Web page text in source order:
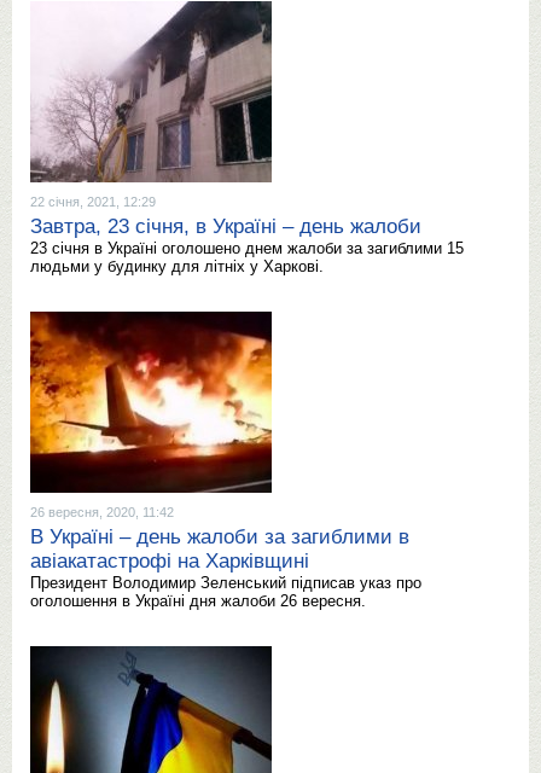
22 січня, 2021, 12:29
Завтра, 23 січня, в Україні – день жалоби
23 січня в Україні оголошено днем жалоби за загиблими 15
людьми у будинку для літніх у Харкові.
26 вересня, 2020, 11:42
В Україні – день жалоби за загиблими в
авіакатастрофі на Харківщині
Президент Володимир Зеленський підписав указ про
оголошення в Україні дня жалоби 26 вересня.